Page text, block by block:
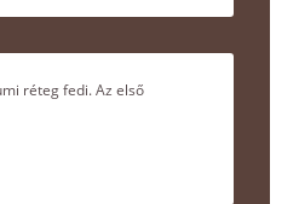
réteg fedi. Az első